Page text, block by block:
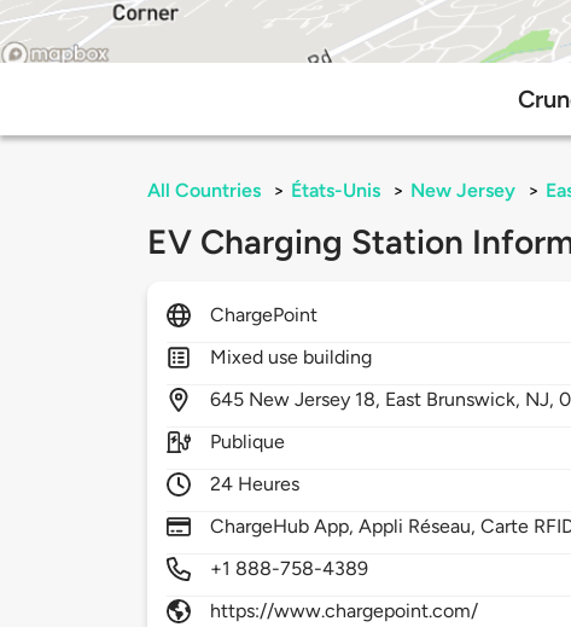
All Countries > États-Unis > New Jersey >
EV Charging Station
ChargePoint
Mixed use building
645 New Jersey 18, East Brunswick, NJ,
Publique
24 Heures
ChargeHub App, Appli Réseau, Carte
+1 888-758-4389
https://www.chargepoint.com/